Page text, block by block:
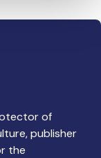
of
publisher
the